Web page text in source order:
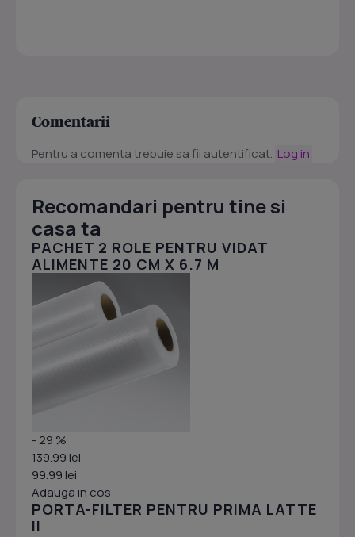
Comentarii
Pentru a comenta trebuie sa fii autentificat. Log in
Recomandari pentru tine si
casa ta
PACHET 2 ROLE PENTRU VIDAT
ALIMENTE 20 CM X 6.7 M
- 29 %
139.99 lei
99.99 lei
Adauga in cos
PORTA-FILTER PENTRU PRIMA LATTE
II